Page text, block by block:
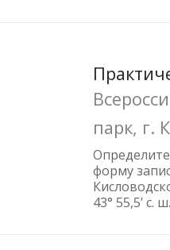
парк, г.
форму
43° 55,5’ с.